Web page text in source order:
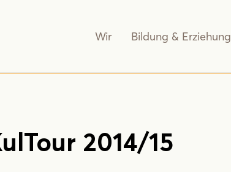
Wir Bildung & Erziehung
2014/15